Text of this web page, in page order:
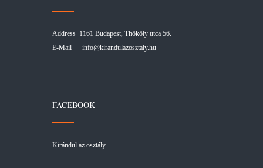
Address 1161 Budapest, Thököly utca 56.
E-Mail info@kirandulazosztaly.hu
FACEBOOK
Kirándul az osztály